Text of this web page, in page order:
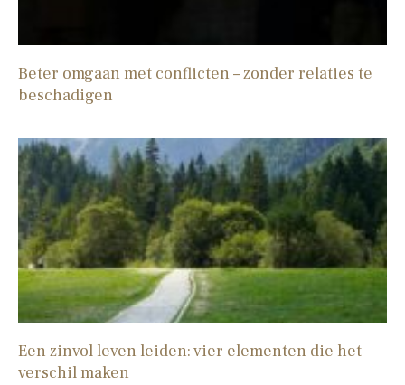
Beter omgaan met conflicten – zonder relaties te
beschadigen
Een zinvol leven leiden: vier elementen die het
verschil maken